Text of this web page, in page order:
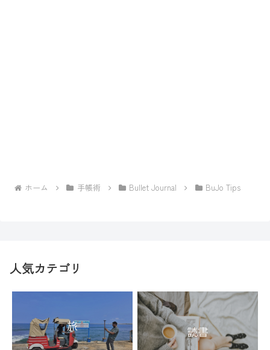
ホーム 手帳術 Bullet Journal BuJo Tips
人気カテゴリ
旅 読書